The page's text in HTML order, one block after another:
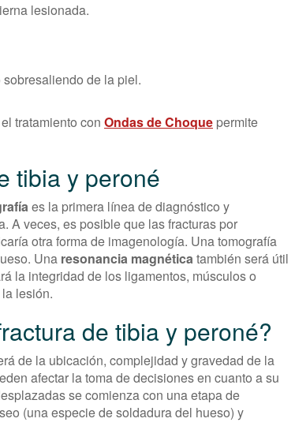
lesionada.
de la piel.
tratamiento con Ondas de Choque permite
tibia y peroné
es la primera línea de diagnóstico y
A veces, es posible que las fracturas por
otra forma de imagenología. Una tomografía
Una resonancia magnéticatambién será útil
la integridad de los ligamentos, músculos o
lesión.
de tibia y peroné?
de la ubicación, complejidad y gravedad de la
afectar la toma de decisiones en cuanto a su
se comienza con una etapa de
(una especie de soldadura del hueso) y